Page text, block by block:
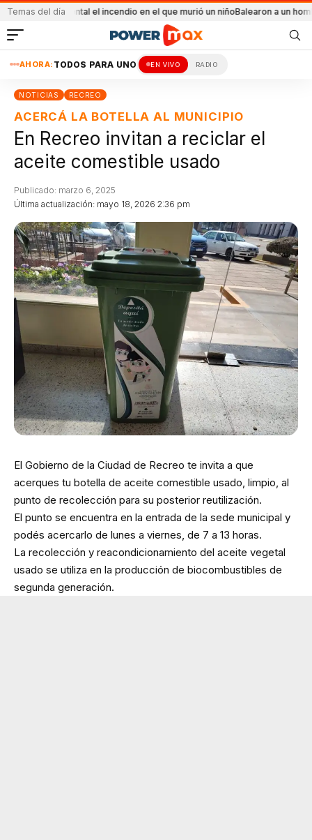
Temas del día
accidental el incendio en el que murió un niñoBalearon a un hombre en un
AHORA: TODOS PARA UNO EN VIVO RADIO
NOTICIAS RECREO
ACERCÁ LA BOTELLA AL MUNICIPIO
En Recreo invitan a reciclar el
aceite comestible usado
Última actualización: mayo 18, 2026 2:36 pm
Publicado: marzo 6, 2025
El Gobierno de la Ciudad de Recreo te invita a que
acerques tu botella de aceite comestible usado, limpio, al
punto de recolección para su posterior reutilización.
El punto se encuentra en la entrada de la sede municipal y
podés acercarlo de lunes a viernes, de 7 a 13 horas.
La recolección y reacondicionamiento del aceite vegetal
usado se utiliza en la producción de biocombustibles de
segunda generación.